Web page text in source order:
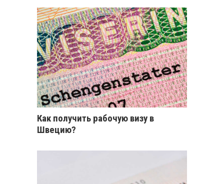
Как получить рабочую визу в
Швецию?